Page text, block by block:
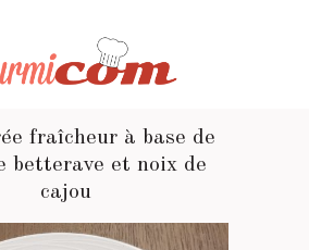
fraîcheur à base de
betterave et noix de
cajou